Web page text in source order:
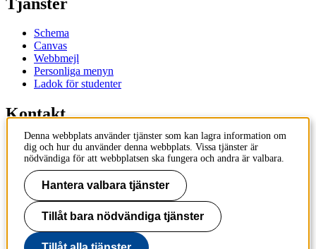
Schema
Canvas
Webbmejl
Personliga menyn
Ladok för studenter
Kontakt
Kontakta utbildningsprogram
Kontakta kurs
IT-support
KTH Entré
KTH
100 44 Stockholm
+46 8 790 60 00
Denna webbplats använder tjänster som kan lagra information om
dig och hur du använder denna webbplats. Vissa tjänster är
nödvändiga för att webbplatsen ska fungera och andra är valbara.
Hantera valbara tjänster
Tillåt bara nödvändiga tjänster